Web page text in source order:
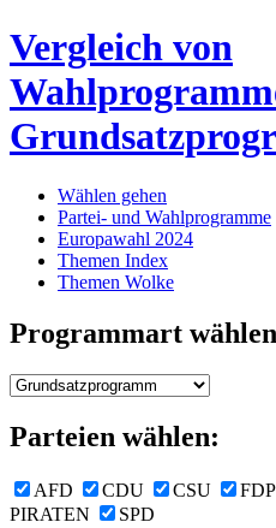
Vergleich von
Wählen gehen
Partei- und Wahlprogramme
Europawahl 2024
Themen Index
Themen Wolke
Programmart
Parteien wählen:
AFD CDU CSU FDP
PIRATEN
SPD